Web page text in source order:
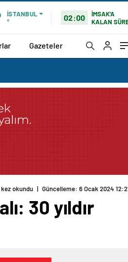
İSTANBUL
°
02:00
İMSAK'A
KALAN
Gazeteler
okundu | Güncelleme: 6 Ocak 2024
30 yıldır